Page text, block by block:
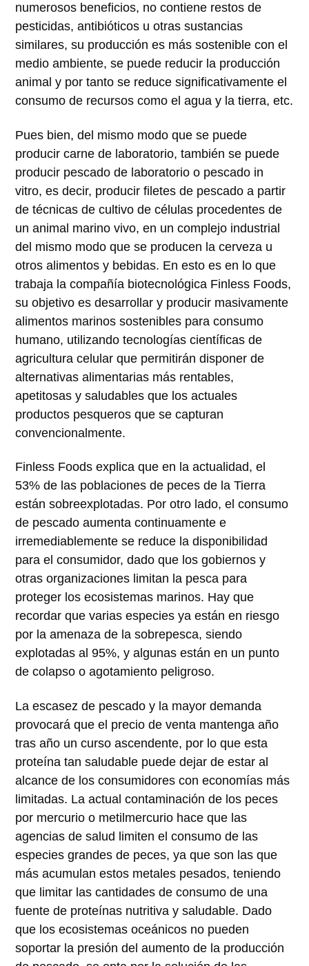
numerosos beneficios, no contiene restos de
pesticidas, antibióticos u otras sustancias
similares, su producción es más sostenible con el
medio ambiente, se puede reducir la producción
animal y por tanto se reduce significativamente el
consumo de recursos como el agua y la tierra, etc.
Pues bien, del mismo modo que se puede
producir carne de laboratorio, también se puede
producir pescado de laboratorio o pescado in
vitro, es decir, producir filetes de pescado a partir
de técnicas de cultivo de células procedentes de
un animal marino vivo, en un complejo industrial
del mismo modo que se producen la cerveza u
otros alimentos y bebidas. En esto es en lo que
trabaja la compañía biotecnológica Finless Foods,
su objetivo es desarrollar y producir masivamente
alimentos marinos sostenibles para consumo
humano, utilizando tecnologías científicas de
agricultura celular que permitirán disponer de
alternativas alimentarias más rentables,
apetitosas y saludables que los actuales
productos pesqueros que se capturan
convencionalmente.
Finless Foods explica que en la actualidad, el
53% de las poblaciones de peces de la Tierra
están sobreexplotadas. Por otro lado, el consumo
de pescado aumenta continuamente e
irremediablemente se reduce la disponibilidad
para el consumidor, dado que los gobiernos y
otras organizaciones limitan la pesca para
proteger los ecosistemas marinos. Hay que
recordar que varias especies ya están en riesgo
por la amenaza de la sobrepesca, siendo
explotadas al 95%, y algunas están en un punto
de colapso o agotamiento peligroso.
La escasez de pescado y la mayor demanda
provocará que el precio de venta mantenga año
tras año un curso ascendente, por lo que esta
proteína tan saludable puede dejar de estar al
alcance de los consumidores con economías más
limitadas. La actual contaminación de los peces
por mercurio o metilmercurio hace que las
agencias de salud limiten el consumo de las
especies grandes de peces, ya que son las que
más acumulan estos metales pesados, teniendo
que limitar las cantidades de consumo de una
fuente de proteínas nutritiva y saludable. Dado
que los ecosistemas oceánicos no pueden
soportar la presión del aumento de la producción